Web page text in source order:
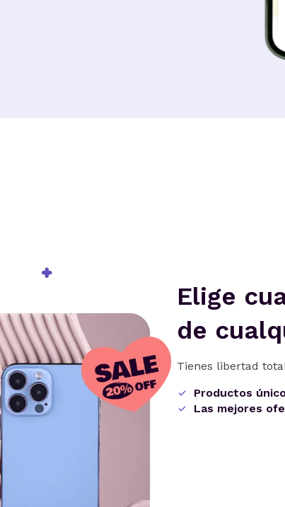
Elige
de
Tienes libertad
Productos
Las mejores